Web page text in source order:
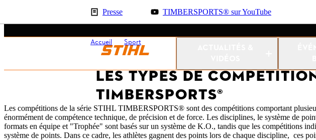
Presse TIMBERSPORTS® sur YouTube
Accueil Sport
LES TYPES DE
TIMBERSPORTS®
Les compétitions de la série STIHL TIMBERSPORTS® sont des compétitions comportant
énormément de compétence technique, de précision et de force. Les disciplines, le système de
formats en équipe et "Trophée" sont basés sur un système de K.O., tandis que les compétitions
système de points. Dans ce cadre, les athlètes gagnent des points lors de chaque discipline, ces